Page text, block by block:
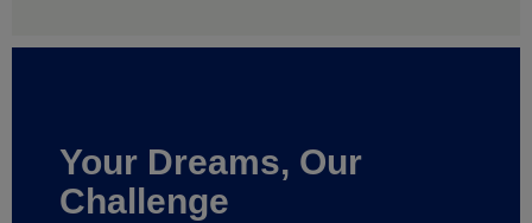
Your Dreams, Our
Challenge